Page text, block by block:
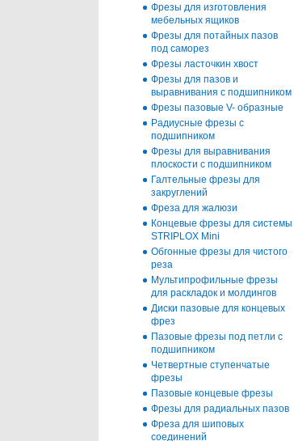
Фрезы для изготовления
мебельных ящиков
Фрезы для потайных пазов
под саморез
Фрезы ласточкин хвост
Фрезы для пазов и
выравнивания с подшипником
Фрезы пазовые V- образные
Радиусные фрезы с
подшипником
Фрезы для выравнивания
плоскости с подшипником
Галтельные фрезы для
закруглений
Фреза для жалюзи
Концевые фрезы для системы
STRIPLOX Mini
Обгонные фрезы для чистого
реза
Мультипрофильные фрезы
для раскладок и молдингов
Диски пазовые для концевых
фрез
Пазовые фрезы под петли с
подшипником
Четвертные ступенчатые
фрезы
Пазовые концевые фрезы
Фрезы для радиальных пазов
Фреза для шиповых
соединений